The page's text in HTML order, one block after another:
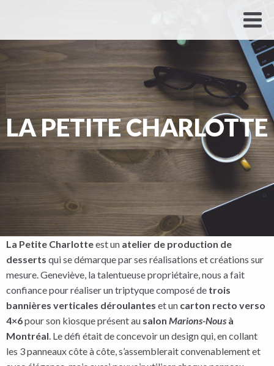
LA PETITE CHARLOTTE
La Petite Charlotteest un atelier de production de
desserts qui se démarque par ses réalisations et créations sur
mesure. Geneviève, la talentueuse propriétaire, nous a fait
confiance pour réaliser un triptyque composé de trois
bannières verticales déroulantes et un carton recto verso
4×6pour son kiosque présent au salon Marions-Nous à
Montréal. Le défi était de concevoir un design qui, en collant
les 3 panneaux côte à côte, s’assemblerait convenablement et